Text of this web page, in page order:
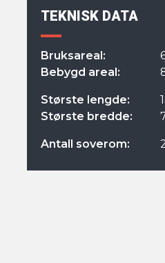
TEKNISK DATA
Bruksareal:
Bebygd areal:
Største lengde:
Største bredde:
Antall soverom: